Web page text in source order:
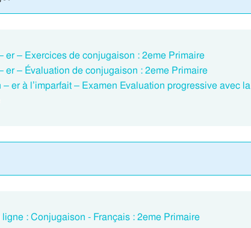
er – Exercices de conjugaison : 2eme Primaire
er – Évaluation de conjugaison : 2eme Primaire
er à l’imparfait – Examen Evaluation progressive avec la
: Conjugaison - Français : 2eme Primaire